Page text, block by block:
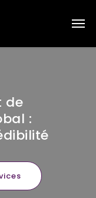
de
: